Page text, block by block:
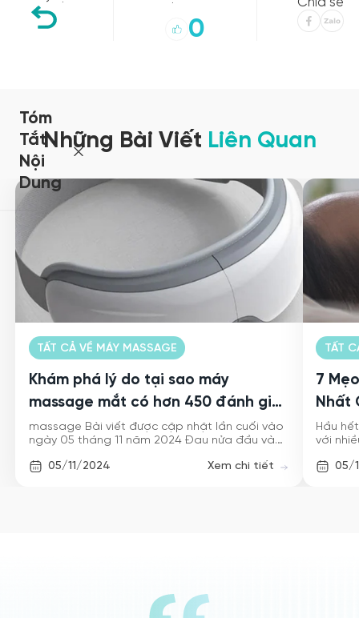
0
Tóm
Tắt
Nội
Dung
Những Bài Viết Liên Quan
TẤT CẢ VỀ MÁY MASSAGE
Khám phá lý do tại sao máy
massage mắt có hơn 450 đánh giá
tích cực trên Shopee này lại có thể
làm giảm chứng đau nửa đầu
massage Bài viết được cập nhật lần cuối vào
ngày 05 tháng 11 năm 2024 Đau nửa đầu và
không? Chúng lén lút tấn công bạn và chiếm
05/11/2024 Xem chi tiết
TẤT
7
Nhất
Hầu
với
chịu05/